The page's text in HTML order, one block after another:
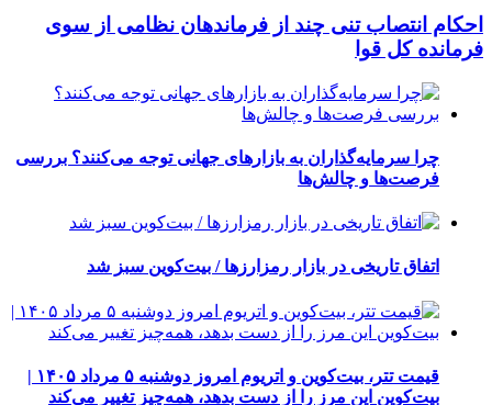
احکام انتصاب تنی چند از فرماندهان نظامی از سوی
فرمانده کل قوا
چرا سرمایه‌گذاران به بازارهای جهانی توجه می‌کنند؟ بررسی
فرصت‌ها و چالش‌ها
اتفاق تاریخی در بازار رمزارزها / بیت‌کوین سبز شد
قیمت تتر، بیت‌کوین و اتریوم امروز دوشنبه ۵ مرداد ۱۴۰۵ |
بیت‌کوین این مرز را از دست بدهد، همه‌چیز تغییر می‌کند